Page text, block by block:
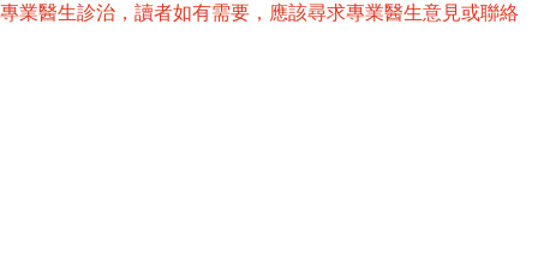
業醫生診治，讀者如有需要，應該尋求專業醫生意見或聯絡